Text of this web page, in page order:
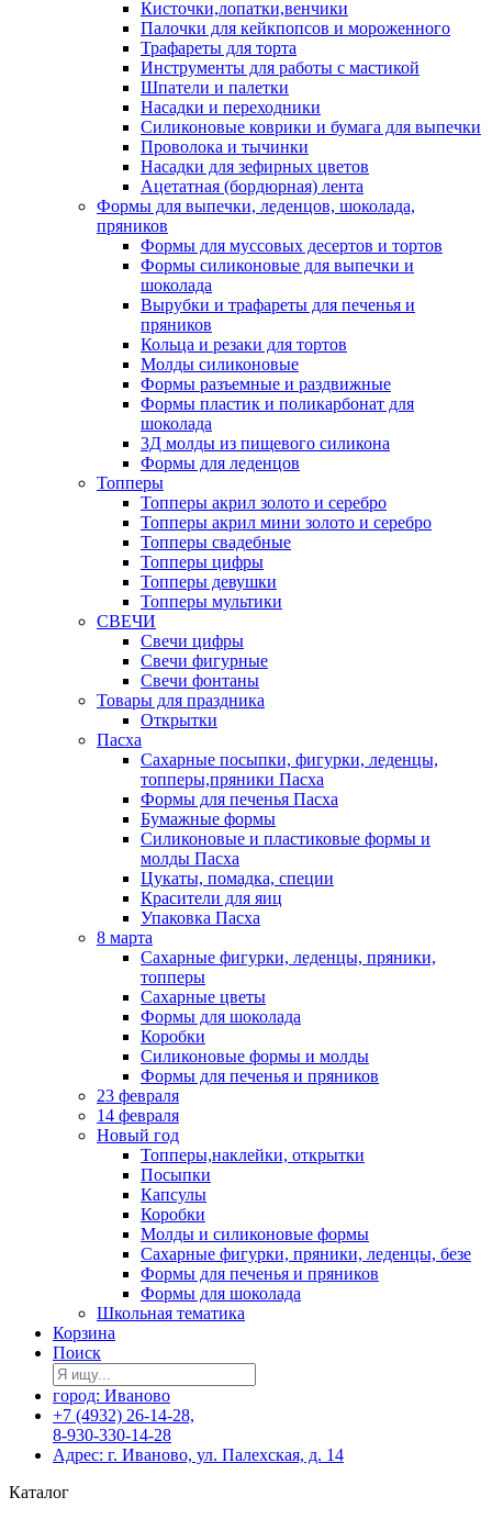
Кисточки,лопатки,венчики
Палочки для кейкпопсов и мороженного
Трафареты для торта
Инструменты для работы с мастикой
Шпатели и палетки
Насадки и переходники
Силиконовые коврики и бумага для выпечки
Проволока и тычинки
Насадки для зефирных цветов
Ацетатная (бордюрная) лента
Формы для выпечки, леденцов, шоколада,
пряников
Формы для муссовых десертов и тортов
Формы силиконовые для выпечки и
шоколада
Вырубки и трафареты для печенья и
пряников
Кольца и резаки для тортов
Молды силиконовые
Формы разъемные и раздвижные
Формы пластик и поликарбонат для
шоколада
3Д молды из пищевого силикона
Формы для леденцов
Топперы
Топперы акрил золото и серебро
Топперы акрил мини золото и серебро
Топперы свадебные
Топперы цифры
Топперы девушки
Топперы мультики
СВЕЧИ
Свечи цифры
Свечи фигурные
Свечи фонтаны
Товары для праздника
Открытки
Пасха
Сахарные посыпки, фигурки, леденцы,
топперы,пряники Пасха
Формы для печенья Пасха
Бумажные формы
Силиконовые и пластиковые формы и
молды Пасха
Цукаты, помадка, специи
Красители для яиц
Упаковка Пасха
8 марта
Сахарные фигурки, леденцы, пряники,
топперы
Сахарные цветы
Формы для шоколада
Коробки
Силиконовые формы и молды
Формы для печенья и пряников
23 февраля
14 февраля
Новый год
Топперы,наклейки, открытки
Посыпки
Капсулы
Коробки
Молды и силиконовые формы
Сахарные фигурки, пряники, леденцы, безе
Формы для печенья и пряников
Формы для шоколада
Школьная тематика
Корзина
Поиск
город: Иваново
+7 (4932) 26-14-28,
8-930-330-14-28
Адрес: г. Иваново, ул. Палехская, д. 14
Каталог